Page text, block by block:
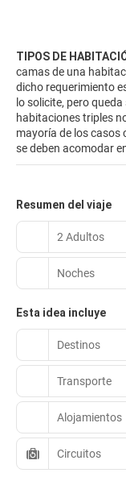
TIPOS DE
camas de una
dicho requerimiento
lo solicite, pero
habitaciones triples
mayoría de los casos
se deben acomodar
Resumen del viaje
2 Adultos
Noches
Esta idea incluye
Destinos
Transporte
Alojamientos
Circuitos